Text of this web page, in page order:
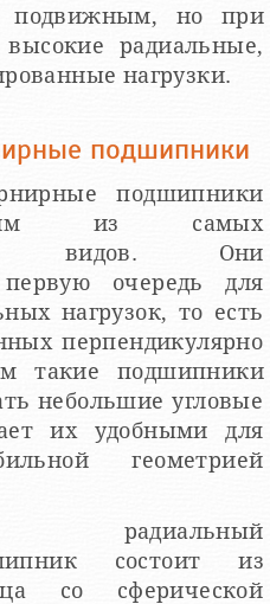
подвижным, но при
радиальные,
нагрузки.
подшипники
подшипники
из самых
видов. Они
очередь для
нагрузок, то есть
перпендикулярно
такие подшипники
небольшие угловые
их удобными для
геометрией
радиальный
состоит из
со сферической